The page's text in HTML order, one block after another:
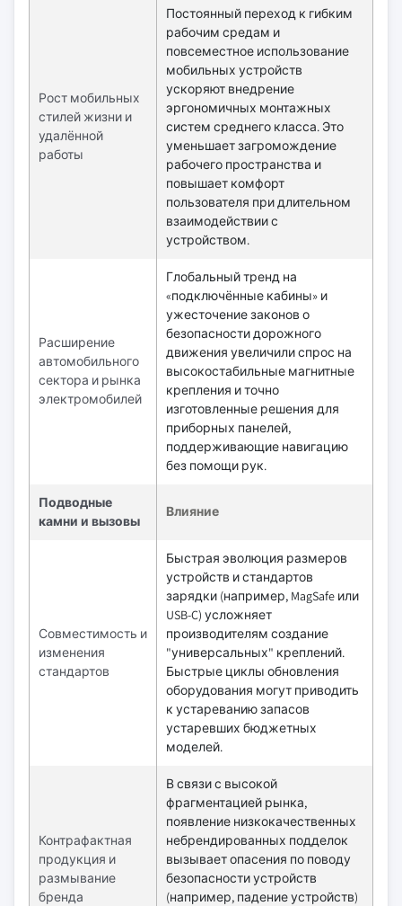
Рост мобильных
стилей жизни и
удалённой
работы
Постоянный переход к гибким
рабочим средам и
повсеместное использование
мобильных устройств
ускоряют внедрение
эргономичных монтажных
систем среднего класса. Это
уменьшает загромождение
рабочего пространства и
повышает комфорт
пользователя при длительном
взаимодействии с
устройством.
Расширение
автомобильного
сектора и рынка
электромобилей
Глобальный тренд на
«подключённые кабины» и
ужесточение законов о
безопасности дорожного
движения увеличили спрос на
высокостабильные магнитные
крепления и точно
изготовленные решения для
приборных панелей,
поддерживающие навигацию
без помощи рук.
Подводные
камни и вызовы
Влияние
Совместимость и
изменения
стандартов
Быстрая эволюция размеров
устройств и стандартов
зарядки (например, MagSafe или
USB-C) усложняет
производителям создание
"универсальных" креплений.
Быстрые циклы обновления
оборудования могут приводить
к устареванию запасов
устаревших бюджетных
моделей.
Контрафактная
продукция и
размывание
бренда
В связи с высокой
фрагментацией рынка,
появление низкокачественных
небрендированных подделок
вызывает опасения по поводу
безопасности устройств
(например, падение устройств)